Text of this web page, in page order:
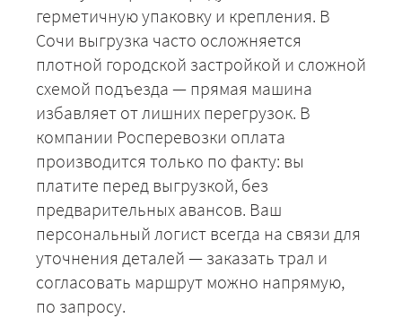
герметичную упаковку и крепления. В
Сочи выгрузка часто осложняется
плотной городской застройкой и сложной
схемой подъезда — прямая машина
избавляет от лишних перегрузок. В
компании Росперевозки оплата
производится только по факту: вы
платите перед выгрузкой, без
предварительных авансов. Ваш
персональный логист всегда на связи для
уточнения деталей — заказать трал и
согласовать маршрут можно напрямую,
по запросу.
+7 (499) 520-05-23
ЗАКАЗАТЬ